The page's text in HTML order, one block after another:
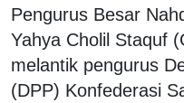
Pengurus Besar
Yahya Cholil Staquf
melantik pengurus
(DPP) Konfederasi